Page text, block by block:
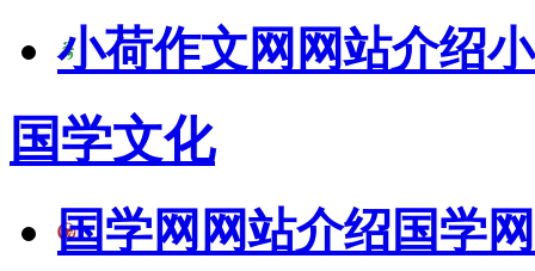
小荷作文网网站介绍
国学文化
国学网网站介绍国学网